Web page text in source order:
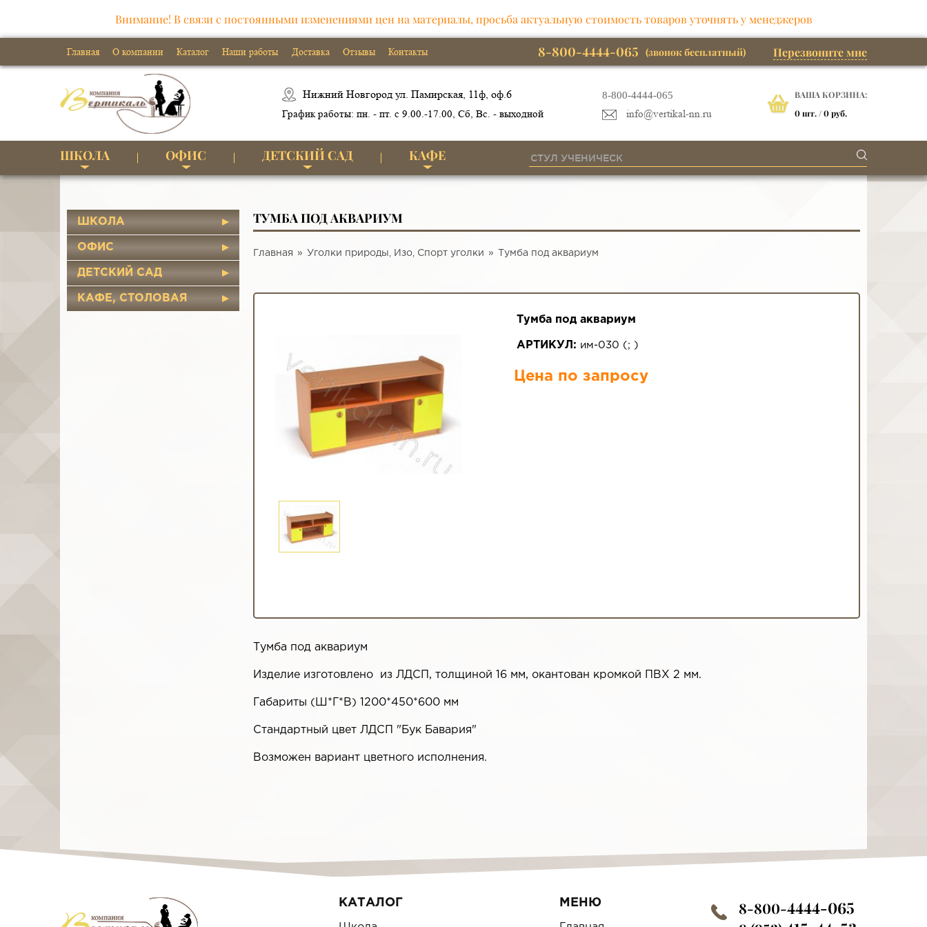
Внимание! В связи с постоянными изменениями цен на материалы, просьба актуальную стоимость товаров уточнять у менеджеров
Главная О компании Каталог Наши работы Доставка Отзывы Контакты 8-800-4444-065 (звонок бесплатный) Перезвоните мне
Нижний Новгород ул. Памирская, 11ф, оф.6
График работы: пн. - пт. с 9.00.-17.00, Сб, Вс. - выходной
8-800-4444-065
info@vertikal-nn.ru
ВАША КОРЗИНА:
0шт. /0 руб.
ШКОЛА ОФИС ДЕТСКИЙ САД КАФЕ
ШКОЛА
ОФИС
ДЕТСКИЙ САД
КАФЕ, СТОЛОВАЯ
ТУМБА ПОД АКВАРИУМ
Главная Уголки природы, Изо, Спорт уголки Тумба под аквариум
Тумба под аквариум
АРТИКУЛ: им-030 ( ; )
Цена по запросу
Тумба под аквариум
Изделие изготовлено из ЛДСП, толщиной 16 мм, окантован кромкой ПВХ 2 мм.
Габариты (Ш*Г*В) 1200*450*600 мм
Стандартный цвет ЛДСП "Бук Бавария"
Возможен вариант цветного исполнения.
КАТАЛОГ МЕНЮ 8-800-4444-065